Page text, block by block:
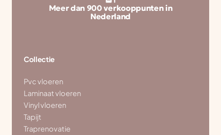
Meer dan 900 verkooppunten in
Nederland
Collectie
Pvc vloeren
Laminaat vloeren
Vinyl vloeren
Tapijt
Traprenovatie